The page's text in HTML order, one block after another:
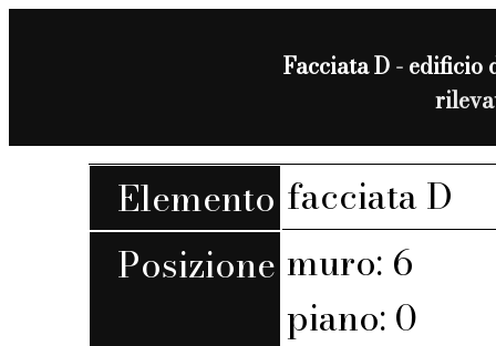
Facciata D -
Elemento facciata D
Posizione muro: 6
piano: 0